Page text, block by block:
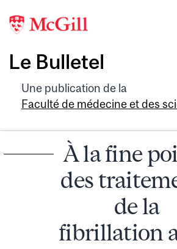
Le Bulletel
Une publication de la
Faculté de médecine et des
À la fine
des
de la
fibrillation